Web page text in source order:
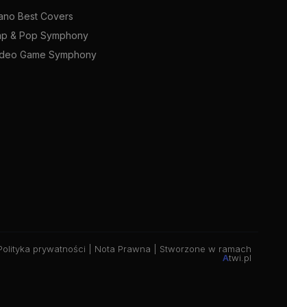
Best Covers
& Pop Symphony
Game Symphony
prywatności Nota Prawna | Stworzone w ramach
Atwi.pl